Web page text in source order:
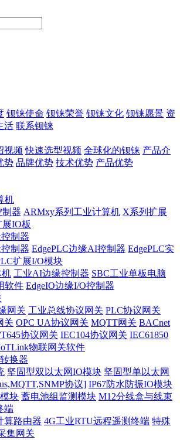
钡铼使命 钡铼荣誉 钡铼文化 钡铼愿景 资
活 联系钡铼
视频 快速选型视频 全球化的钡铼 产品介
势 品牌优势 技术优势 产品优势
机
器 ARMxy系列工业计算机 X系列扩展
IO板
制器
制器 EdgePLC边缘AI控制器 EdgePLC实
扩展I/O模块
机 工业AI边缘控制器 SBC工业单板电脑
软件 EdgeIO边缘I/O控制器
网关 工业总线协议网关 PLC协议网关
关 OPC UA协议网关 MQTT网关 BACnet
协议网关 IEC104协议网关 IEC61850
物联网关软件
换器
坚固型双以太网IO模块 坚固型单以太网
协议] IP67防水防振IO模块
块 蓄电池组监测模块 M12分线盒与线束
端
算路由器 4G工业RTU远程遥测终端 特殊
集网关